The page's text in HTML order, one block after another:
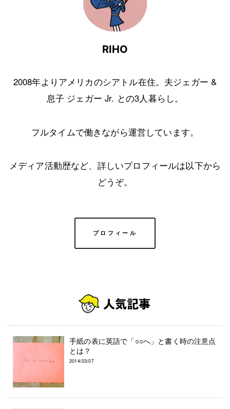
RIHO
2008年よりアメリカのシアトル在住。夫ジェガー &
息子 ジェガー Jr. との3人暮らし。
フルタイムで働きながら運営しています。
メディア活動歴など、詳しいプロフィールは以下から
どうぞ。
プロフィール
手紙の表に英語で「○○へ」と書く時の注意点
とは？
2014/03/07